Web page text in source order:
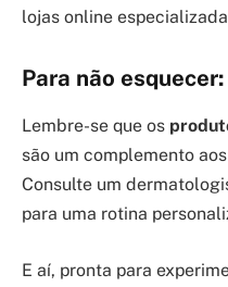
lojas online
Para não esquecer:
Lembre-se que os
são um complemento
Consulte um
para uma rotina
E aí, pronta para